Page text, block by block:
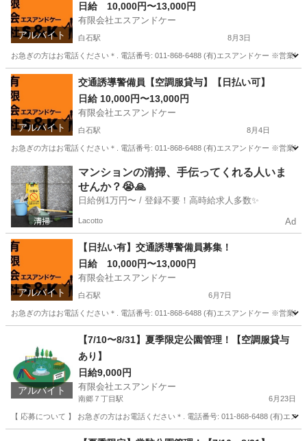
アルバイト
日給 10,000円〜13,000円
有限会社エスアンドケー
白石駅 8月3日
お急ぎの方はお電話ください＊. 電話番号: 011-868-6488 (有)エスアンドケー ※営業
北海道 札幌市 白石駅 軽作業 スタッフ
アルバイト
交通誘導警備員【空調服貸与】【日払い可】
日給 10,000円〜13,000円
有限会社エスアンドケー
白石駅 8月4日
お急ぎの方はお電話ください＊. 電話番号: 011-868-6488 (有)エスアンドケー ※営業
北海道 札幌市 白石駅 警備員 スタッフ
マンションの清掃、手伝ってくれる人いま
せんか？😭🙏
日給例1万円〜 / 登録不要！高時給求人多数✨
Lacotto Ad
アルバイト
【日払い有】交通誘導警備員募集！
日給 10,000円〜13,000円
有限会社エスアンドケー
白石駅 6月7日
お急ぎの方はお電話ください＊. 電話番号: 011-868-6488 (有)エスアンドケー ※営業
警備員 ピンチ
アルバイト
【7/10〜8/31】夏季限定公園管理！【空調服貸与
あり】
日給9,000円
有限会社エスアンドケー
南郷７丁目駅 6月23日
【 応募について 】 お急ぎの方はお電話ください＊. 電話番号: 011-868-6488 (有)エ
南郷７丁目駅 警備員 スタッフ